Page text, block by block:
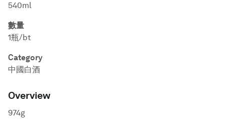
540ml
數量
1瓶/bt
Category
中國白酒
Overview
974g